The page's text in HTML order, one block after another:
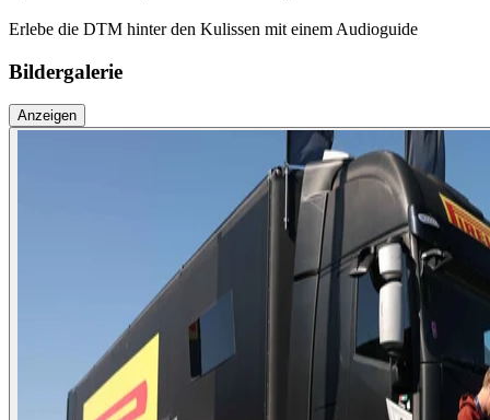
Erlebe die DTM hinter den Kulissen mit einem Audioguide
Bildergalerie
Anzeigen